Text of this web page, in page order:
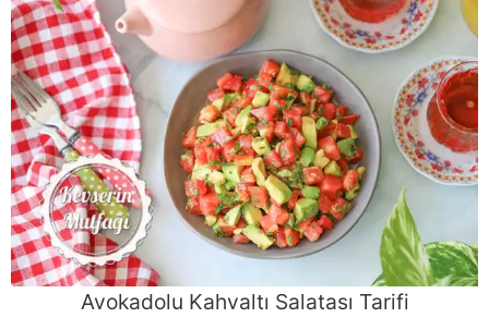
Avokadolu Kahvaltı Salatası Tarifi